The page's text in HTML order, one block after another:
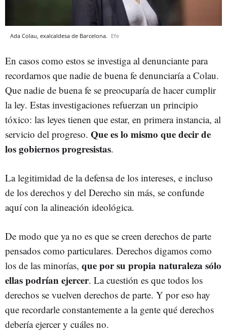
Ada Colau, exalcaldesa de Barcelona. Efe
En casos como estos se investiga al denunciante para
recordarnos que nadie de buena fe denunciaría a Colau.
Que nadie de buena fe se preocuparía de hacer cumplir
la ley. Estas investigaciones refuerzan un principio
tóxico: las leyes tienen que estar, en primera instancia, al
servicio del progreso. Que es lo mismo que decir de
los gobiernos progresistas.
La legitimidad de la defensa de los intereses, e incluso
de los derechos y del Derecho sin más, se confunde
aquí con la alineación ideológica.
De modo que ya no es que se creen derechos de parte
pensados como particulares. Derechos digamos como
los de las minorías, que por su propia naturaleza sólo
ellas podrían ejercer. La cuestión es que todos los
derechos se vuelven derechos de parte. Y por eso hay
que recordarle constantemente a la gente qué derechos
debería ejercer y cuáles no.